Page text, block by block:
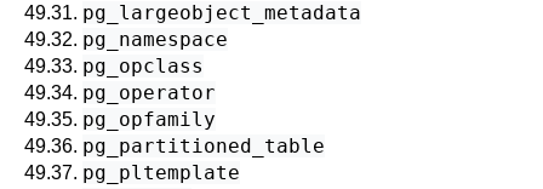
49.31. pg_largeobject_metadata
49.32. pg_namespace
49.33. pg_opclass
49.34. pg_operator
49.35. pg_opfamily
49.36. pg_partitioned_table
49.37. pg_pltemplate